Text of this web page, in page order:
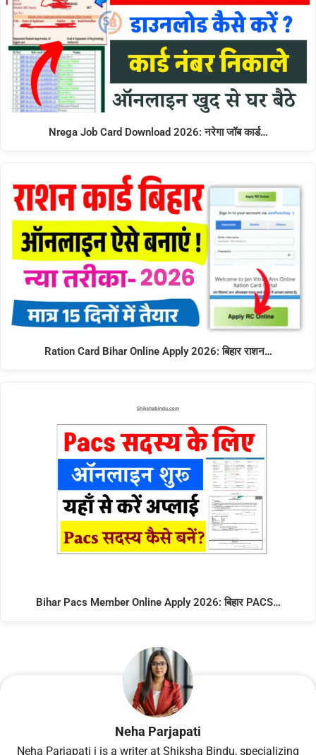
Nrega Job Card Download 2026: नरेगा जॉब कार्ड…
Ration Card Bihar Online Apply 2026: बिहार राशन…
Bihar Pacs Member Online Apply 2026: बिहार PACS…
Neha Parjapati
Neha Parjapati i is a writer at Shiksha Bindu, specializing